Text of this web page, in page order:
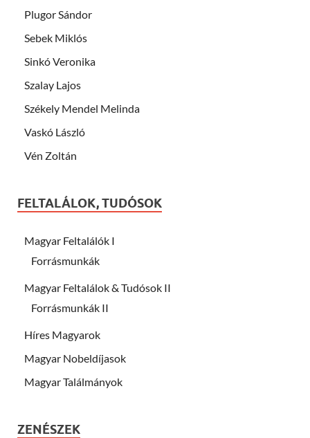
Plugor Sándor
Sebek Miklós
Sinkó Veronika
Szalay Lajos
Székely Mendel Melinda
Vaskó László
Vén Zoltán
FELTALÁLOK, TUDÓSOK
Magyar Feltalálók I
Forrásmunkák
Magyar Feltalálok & Tudósok II
Forrásmunkák II
Híres Magyarok
Magyar Nobeldíjasok
Magyar Találmányok
ZENÉSZEK